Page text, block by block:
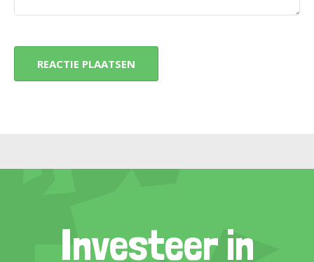
Investeer in